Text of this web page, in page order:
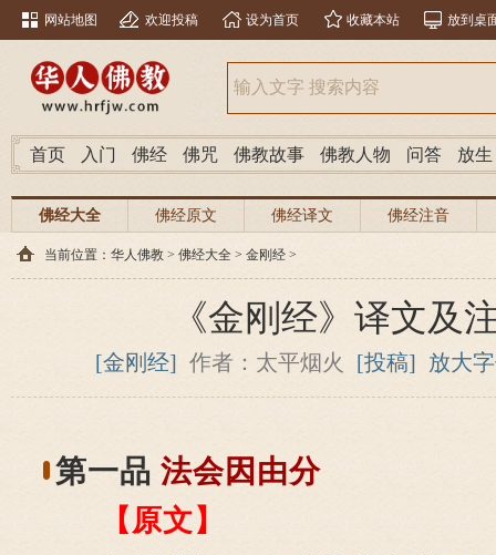
网站地图 欢迎投稿 设为首页 收藏本站 放到桌
首页 入门 佛经 佛咒 佛教故事 佛教人物 问答 放生
佛经大全 佛经原文 佛经译文 佛经注音
当前位置： 华人佛教 > 佛经大全 > 金刚经 >
《金刚经》译文及
[金刚经] 作者：太平烟火 [投稿] 放大
第一品 法会因由分
【原文】